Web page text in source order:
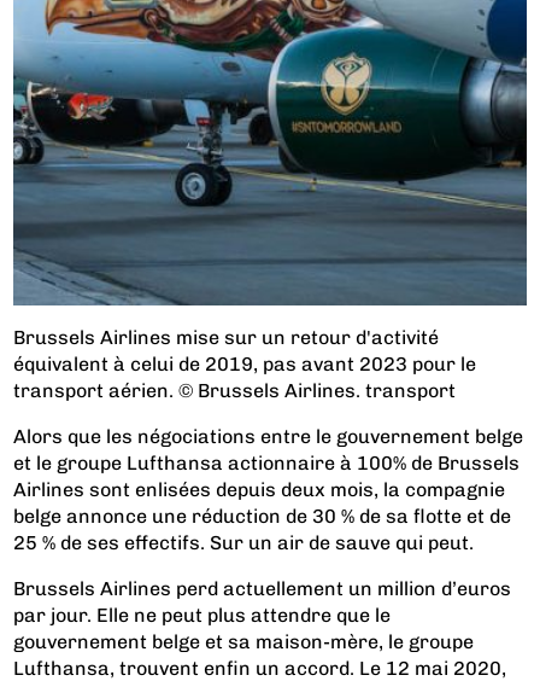
Brussels Airlines mise sur un retour d'activité
équivalent à celui de 2019, pas avant 2023 pour le
transport aérien. © Brussels Airlines. transport
Alors que les négociations entre le gouvernement belge
et le groupe Lufthansa actionnaire à 100% de Brussels
Airlines sont enlisées depuis deux mois, la compagnie
belge annonce une réduction de 30 % de sa flotte et de
25 % de ses effectifs. Sur un air de sauve qui peut.
Brussels Airlines perd actuellement un million d’euros
par jour. Elle ne peut plus attendre que le
gouvernement belge et sa maison-mère, le groupe
Lufthansa, trouvent enfin un accord. Le 12 mai 2020,